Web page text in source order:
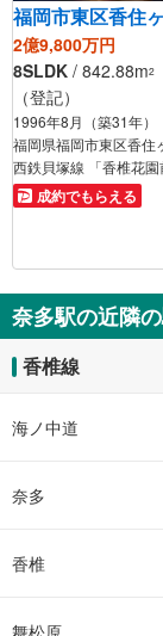
福岡市東区香住
2億9,800万円
8SLDK / 842.88m2
（登記）
1996年8月（築31年）
福岡県福岡市東区香住
西鉄貝塚線 「香椎花
成約でもらえる
奈多駅の近隣
香椎線
海ノ中道
奈多
香椎